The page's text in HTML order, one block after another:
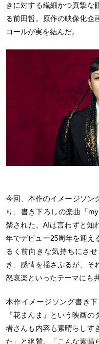
きに対する繊細かつ真摯な
る前田哲。原作の映像化企
コールが実を結んだ。
今回、本作のイメージソン
り、書き下ろしの楽曲「
禁された。AIは言わずと知
年でデビュー25周年を迎え
るく前向きな気持ちにさ
き、感情を揺さぶるが、そ
怒哀楽といったテーマにも
本作イメージソング書き
『花まんま』という映画
者さんも内容も素晴らしす
た」と絶賛。「こんな素晴